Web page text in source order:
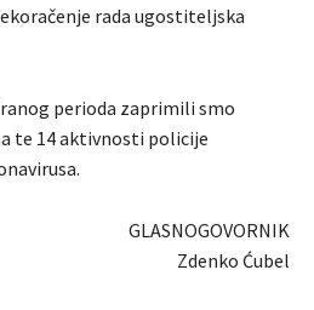
rada ugostiteljska
perioda zaprimili smo
te 14 aktivnosti policije
GLASNOGOVORNIK
Zdenko Ćubel